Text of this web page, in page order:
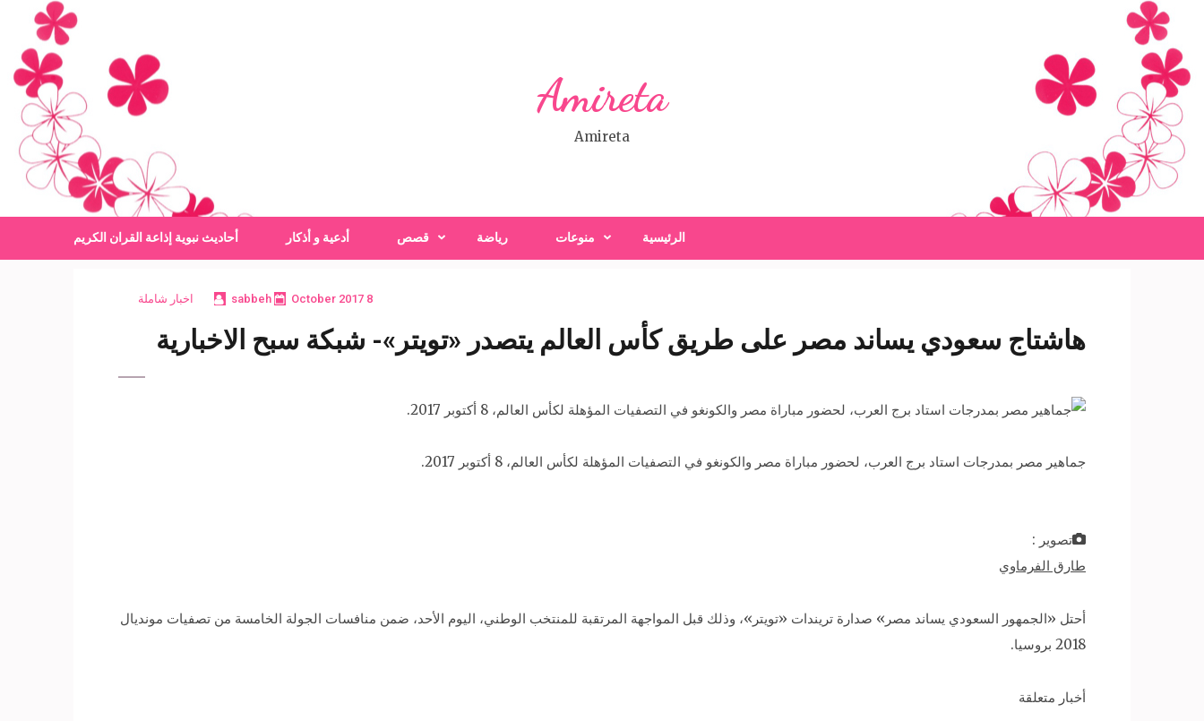
content
(Press
Enter)
Amireta
Amireta
الرئيسية منوعات رياضة قصص أدعية و أذكار أحاديث نبوية إذاعة القران الكريم
8 October 2017
sabbeh اخبار شاملة
هاشتاج سعودي يساند مصر على طريق كأس العالم يتصدر «تويتر»- شبكة سبح الاخبارية
جماهير مصر بمدرجات استاد برج العرب، لحضور مباراة مصر والكونغو في التصفيات المؤهلة لكأس العالم، 8 أكتوبر 2017.
تصوير :
طارق الفرماوي
أحتل «الجمهور السعودي يساند مصر» صدارة تريندات «تويتر»، وذلك قبل المواجهة المرتقبة للمنتخب الوطني، اليوم الأحد، ضمن منافسات الجولة الخامسة من تصفيات مونديال
2018 بروسيا.
أخبار متعلقة